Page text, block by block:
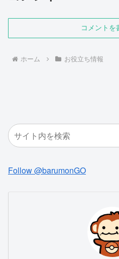
コメントを
ホーム お役立ち情報
Follow @barumonGO